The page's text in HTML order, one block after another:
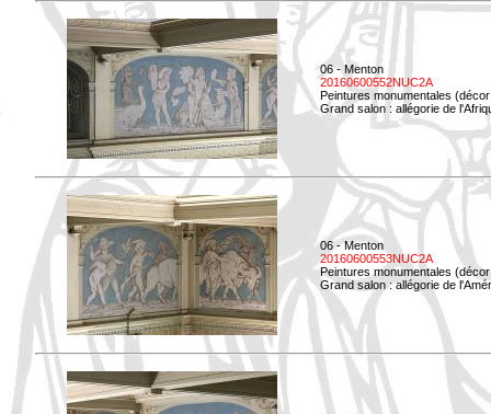
06 - Menton
20160600552NUC2A
Peintures monumentales
Grand salon : allégorie de
06 - Menton
20160600553NUC2A
Peintures monumentales
Grand salon : allégorie de